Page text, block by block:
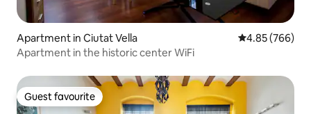
Apartment in Ciutat Vella 4.85 out of 5
4.85 (766)
Apartment in the historic center WiFi
Guest favourite
Guest favourite